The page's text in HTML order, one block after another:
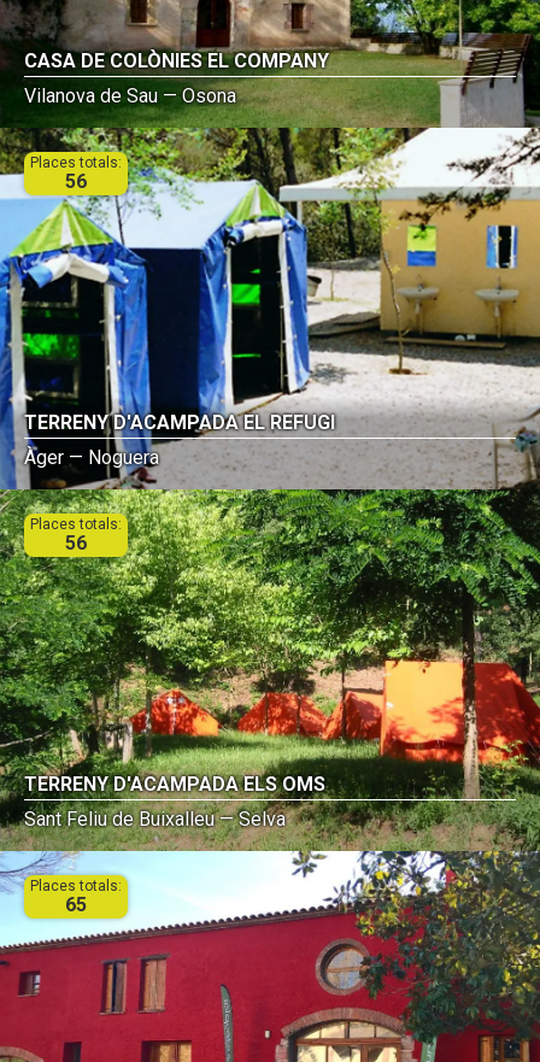
CASA DE COLÒNIES EL COMPANY
Vilanova de Sau — Osona
TERRENY D'ACAMPADA EL REFUGI
Àger — Noguera
Places totals:
56
TERRENY D'ACAMPADA ELS OMS
Sant Feliu de Buixalleu — Selva
Places totals:
56
Places totals:
65